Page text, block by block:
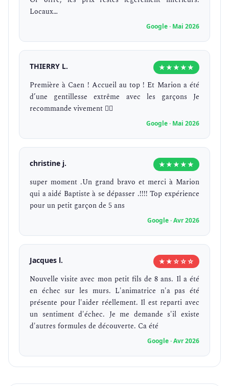
Locaux…
Google · Mai 2026
THIERRY L. ★★★★★
Première à Caen ! Accueil au top ! Et Marion a été
d’une gentillesse extrême avec les garçons Je
recommande vivement 👍🏻
Google · Mai 2026
christine j. ★★★★★
super moment .Un grand bravo et merci à Marion
qui a aidé Baptiste à se dépasser .!!!! Top expérience
pour un petit garçon de 5 ans
Google · Avr 2026
Jacques l. ★★☆☆☆
Nouvelle visite avec mon petit fils de 8 ans. Il a été
en échec sur les murs. L'animatrice n'a pas été
présente pour l'aider réellement. Il est reparti avec
un sentiment d'échec. Je me demande s'il existe
d'autres formules de découverte. Ca été
Google · Avr 2026